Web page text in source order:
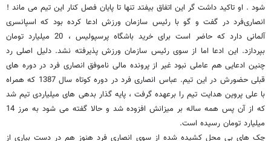
شود . او تاکید داشت گر این اتفاق بیفتد تنها تا پایان فصل کنار این تیم می ماند !
انصاری‌فرد در گفت و گو با رئیس سازمان ورزش ادعا کرده بود که اسپانسری
آلمانی دارد که حاضر است برای خرید باشگاه پرسپولیس ، 20 میلیارد تومان
بپردازد. این ادعا اما از سوی رئیس سازمان ورزش پذیرفته نشد. دلیل اصلی رد
چنین ادعایی هم عاملی نبود غیر از پرونده مالی ناموفق انصاری فرد در دوره های
قبلی حضورش در این تیم. عباس انصاری فرد در دوره کوتاه سال 1387 که همراه
با علی پروین هدایت تیم را برعهده گرفت ، پایه گذار بدهی های میلیاردی تیم شد
که از آن پس همه ساله بر میزانش افزوده شد و حالا گفته می شود به مرز 14
میلیارد تومان رسیده است.
چک های بی محل کشیده شده از سوی انصاری فرد هنوز هم در دست بیاری از